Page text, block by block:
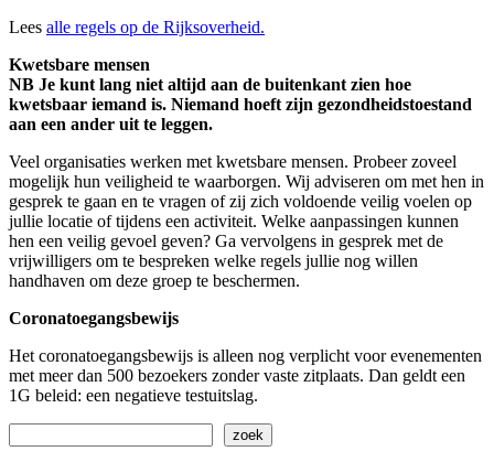
Lees alle regels op de Rijksoverheid.
Kwetsbare mensen
NB Je kunt lang niet altijd aan de buitenkant zien hoe
kwetsbaar iemand is. Niemand hoeft zijn gezondheidstoestand
aan een ander uit te leggen.
Veel organisaties werken met kwetsbare mensen. Probeer zoveel
mogelijk hun veiligheid te waarborgen. Wij adviseren om met hen in
gesprek te gaan en te vragen of zij zich voldoende veilig voelen op
jullie locatie of tijdens een activiteit. Welke aanpassingen kunnen
hen een veilig gevoel geven? Ga vervolgens in gesprek met de
vrijwilligers om te bespreken welke regels jullie nog willen
handhaven om deze groep te beschermen.
Coronatoegangsbewijs
Het coronatoegangsbewijs is alleen nog verplicht voor evenementen
met meer dan 500 bezoekers zonder vaste zitplaats. Dan geldt een
1G beleid: een negatieve testuitslag.
zoek